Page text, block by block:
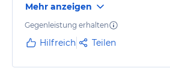
Mehr anzeigen
Gegenleistung erhalten
Hilfreich Teilen